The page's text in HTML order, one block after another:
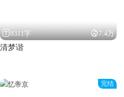
8311字 7.4万
清梦谐
完结